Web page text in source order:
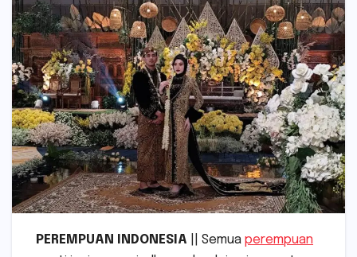
PEREMPUAN INDONESIA || Semua perempuan